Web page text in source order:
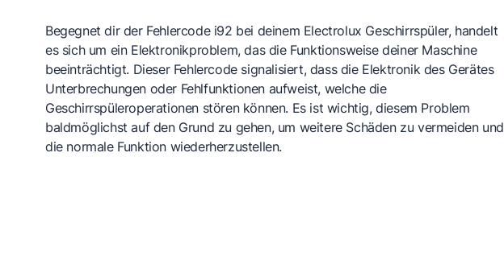
Begegnet dir der Fehlercode i92 bei deinem Electrolux Geschirrspüler, handelt
es sich um ein Elektronikproblem, das die Funktionsweise deiner Maschine
beeinträchtigt. Dieser Fehlercode signalisiert, dass die Elektronik des Gerätes
Unterbrechungen oder Fehlfunktionen aufweist, welche die
Geschirrspüleroperationen stören können. Es ist wichtig, diesem Problem
baldmöglichst auf den Grund zu gehen, um weitere Schäden zu vermeiden und
die normale Funktion wiederherzustellen.